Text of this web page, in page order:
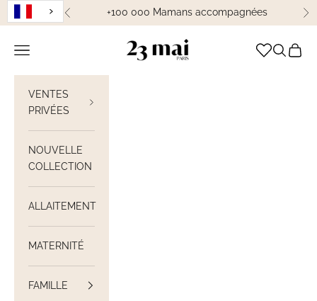
Passer au contenu
Précédent+100 000 Mamans accompagnées
23 Mai Paris
Ouvrir la navigation Ouvrir la
Voir
VENTES
PRIVÉES
NOUVELLE
COLLECTION
ALLAITEMENT
MATERNITÉ
FAMILLE